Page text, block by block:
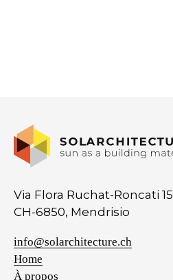
Via Flora Ruchat-Roncati 15
CH-6850, Mendrisio
info@solarchitecture.ch
Home
À propos